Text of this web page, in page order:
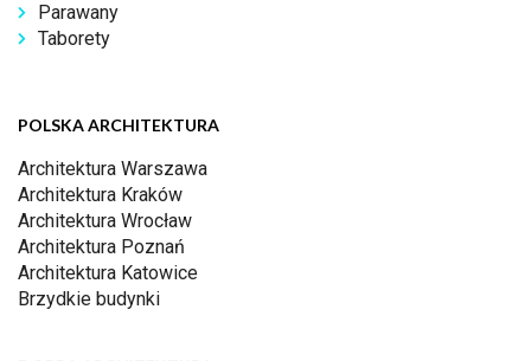
Parawany
Taborety
POLSKA ARCHITEKTURA
Architektura Warszawa
Architektura Kraków
Architektura Wrocław
Architektura Poznań
Architektura Katowice
Brzydkie budynki